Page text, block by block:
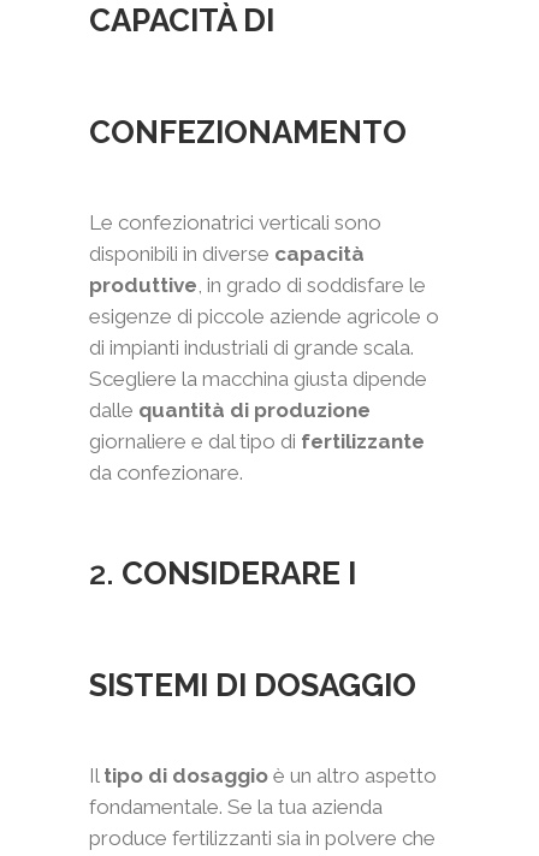
CAPACITÀ DI
CONFEZIONAMENTO
Le confezionatrici verticali sono
disponibili in diverse capacità
produttive, in grado di soddisfare le
esigenze di piccole aziende agricole o
di impianti industriali di grande scala.
Scegliere la macchina giusta dipende
dalle quantità di produzione
giornaliere e dal tipo di fertilizzante
da confezionare.
2. CONSIDERARE I
SISTEMI DI DOSAGGIO
Il tipo di dosaggio è un altro aspetto
fondamentale. Se la tua azienda
produce fertilizzanti sia in polvere che